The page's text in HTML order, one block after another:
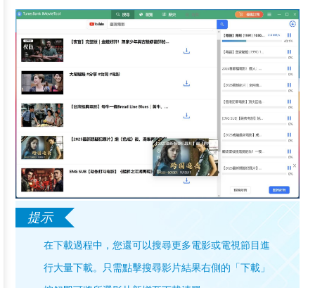
在下載過程中，您還可以搜尋更多電影或電視節目進
行大量下載。只需點擊搜尋影片結果右側的「下載」